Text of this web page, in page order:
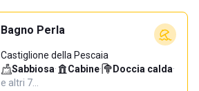
Bagno Perla
Castiglione della Pescaia
Sabbiosa· Cabine· Doccia calda·
e altri 7…